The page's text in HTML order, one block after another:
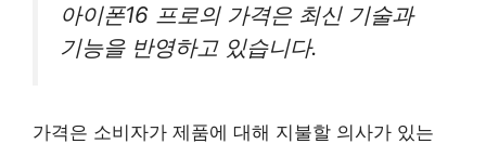
아이폰16 프로의 가격은 최신 기술과
기능을 반영하고 있습니다.
가격은 소비자가 제품에 대해 지불할 의사가 있는